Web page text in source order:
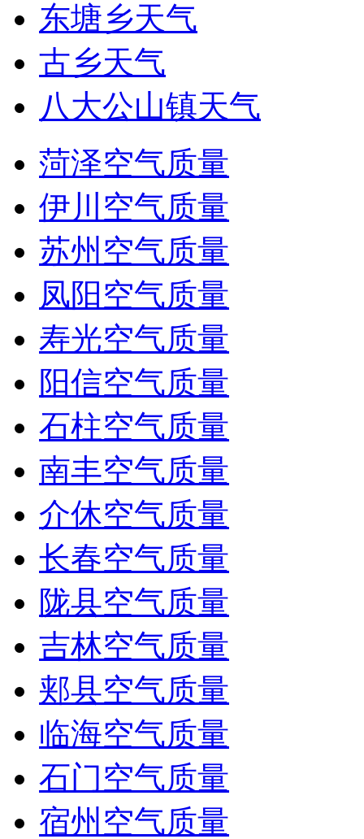
东塘乡天气
古乡天气
八大公山镇天气
菏泽空气质量
伊川空气质量
苏州空气质量
凤阳空气质量
寿光空气质量
阳信空气质量
石柱空气质量
南丰空气质量
介休空气质量
长春空气质量
陇县空气质量
吉林空气质量
郏县空气质量
临海空气质量
石门空气质量
宿州空气质量